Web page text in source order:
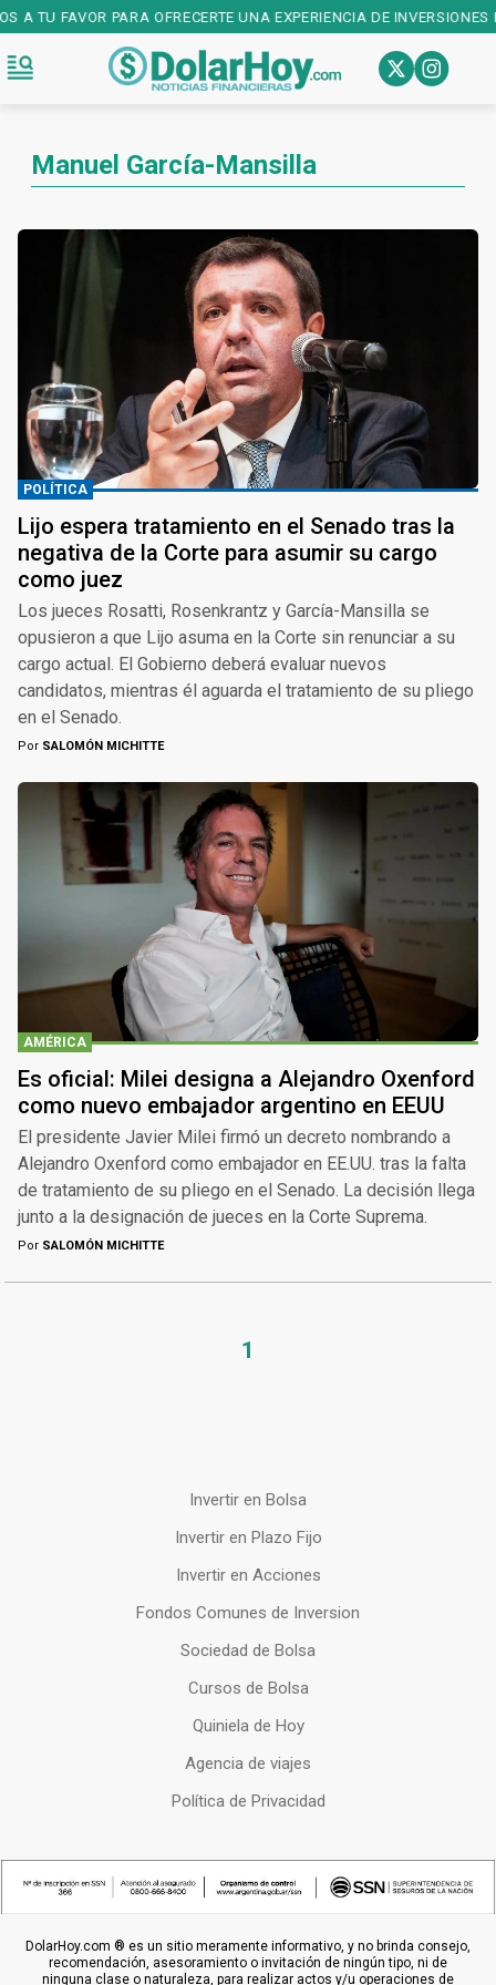
TU FAVOR PARA OFRECERTE UNA EXPERIENCIA DE INVERSIONES
Manuel García-Mansilla
POLÍTICA
Lijo espera tratamiento en el Senado tras la
negativa de la Corte para asumir su cargo
como juez
Los jueces Rosatti, Rosenkrantz y García-Mansilla se
opusieron a que Lijo asuma en la Corte sin renunciar a su
cargo actual. El Gobierno deberá evaluar nuevos
candidatos, mientras él aguarda el tratamiento de su pliego
en el Senado.
Por SALOMÓN MICHITTE
AMÉRICA
Es oficial: Milei designa a Alejandro Oxenford
como nuevo embajador argentino en EEUU
El presidente Javier Milei firmó un decreto nombrando a
Alejandro Oxenford como embajador en EE.UU. tras la falta
de tratamiento de su pliego en el Senado. La decisión llega
junto a la designación de jueces en la Corte Suprema.
Por SALOMÓN MICHITTE
1
Invertir en Bolsa
Invertir en Plazo Fijo
Invertir en Acciones
Fondos Comunes de Inversion
Sociedad de Bolsa
Cursos de Bolsa
Quiniela de Hoy
Agencia de viajes
Política de Privacidad
DolarHoy.com ® es un sitio meramente informativo, y no brinda consejo,
recomendación, asesoramiento o invitación de ningún tipo, ni de
ninguna clase o naturaleza, para realizar actos y/u operaciones de